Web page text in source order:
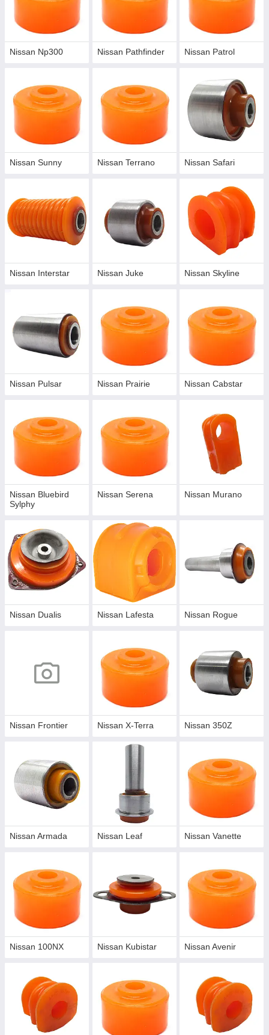
Nissan Np300 Nissan Pathfinder Nissan Patrol
Nissan Sunny Nissan Terrano Nissan Safari
Nissan Interstar Nissan Juke Nissan Skyline
Nissan Pulsar Nissan Prairie Nissan Cabstar
Nissan Bluebird
Sylphy
Nissan Serena Nissan Murano
Nissan Dualis Nissan Lafesta Nissan Rogue
Nissan Frontier Nissan X-Terra Nissan 350Z
Nissan Armada Nissan Leaf Nissan Vanette
Nissan 100NX Nissan Kubistar Nissan Avenir